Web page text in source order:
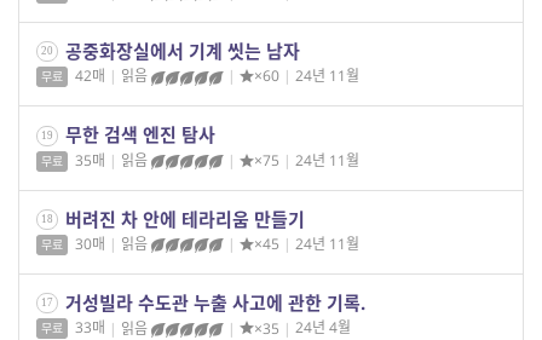
20 공중화장실에서 기계 씻는 남자
무료 42매 | 읽음 | ×60 | 24년 11월
19 무한 검색 엔진 탐사
무료 35매 | 읽음 | ×75 | 24년 11월
18 버려진 차 안에 테라리움 만들기
무료 30매 | 읽음 | ×45 | 24년 11월
17 거성빌라 수도관 누출 사고에 관한 기록.
무료 33매 | 읽음 | ×35 | 24년 4월